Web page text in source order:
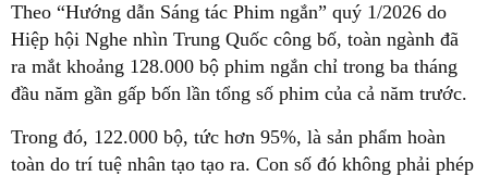
Theo “Hướng dẫn Sáng tác Phim ngắn” quý 1/2026 do
Hiệp hội Nghe nhìn Trung Quốc công bố, toàn ngành đã
ra mắt khoảng 128.000 bộ phim ngắn chỉ trong ba tháng
đầu năm gần gấp bốn lần tổng số phim của cả năm trước.
Trong đó, 122.000 bộ, tức hơn 95%, là sản phẩm hoàn
toàn do trí tuệ nhân tạo tạo ra. Con số đó không phải phép